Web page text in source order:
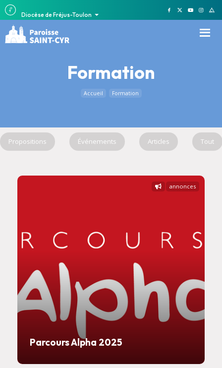
Diocèse de Fréjus-Toulon
Formation
Accueil Formation
Propositions Événements Articles Tout
Parcours Alpha 2025
annonces